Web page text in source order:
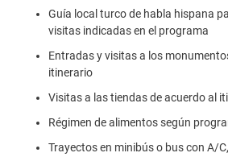
Guía local turco de habla hispana
visitas indicadas en el programa
Entradas y visitas a los
itinerario
Visitas a las tiendas de acuerdo al
Régimen de alimentos según
Trayectos en minibús o bus con A/